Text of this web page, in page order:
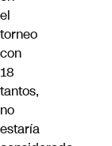
el
torneo
con
18
tantos,
no
estaría